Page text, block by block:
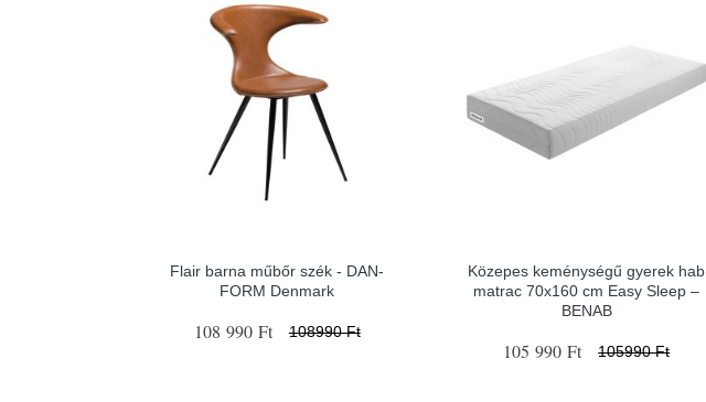
Flair barna műbőr szék - ​​​​​DAN-
FORM Denmark
108 990 Ft 108990 Ft
Közepes keménységű gyerek hab
matrac 70x160 cm Easy Sleep –
BENAB
105 990 Ft 105990 Ft